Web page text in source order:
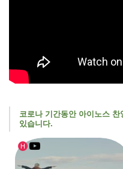
코로나 기간동안 아이노스
있습니다.
H
인기글
유투브영상